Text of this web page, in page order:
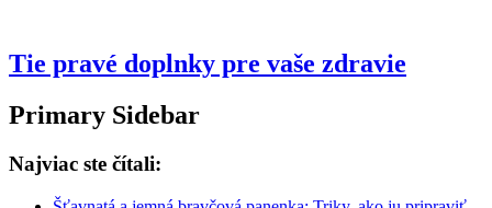
Tie pravé doplnky pre vaše zdravie
Primary Sidebar
Najviac ste čítali: